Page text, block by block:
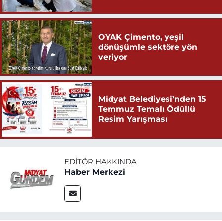
OYAK Çimento, yeşil
dönüşümle sektöre yön
veriyor
Midyat Belediyesi’nden 15
Temmuz Temalı Ödüllü
Resim Yarışması
EDITÖR HAKKINDA
Haber Merkezi